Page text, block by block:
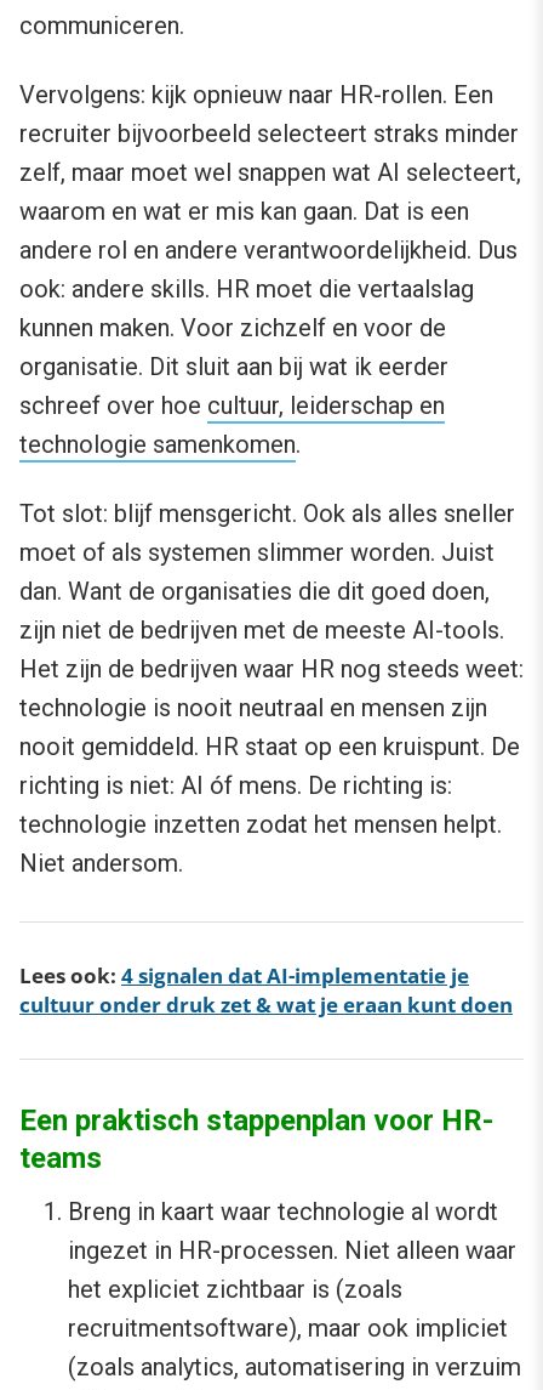
communiceren.
Vervolgens: kijk opnieuw naar HR-rollen. Een
recruiter bijvoorbeeld selecteert straks minder
zelf, maar moet wel snappen wat AI selecteert,
waarom en wat er mis kan gaan. Dat is een
andere rol en andere verantwoordelijkheid. Dus
ook: andere skills. HR moet die vertaalslag
kunnen maken. Voor zichzelf en voor de
organisatie. Dit sluit aan bij wat ik eerder
schreef over hoe cultuur, leiderschap en
technologie samenkomen.
Tot slot: blijf mensgericht. Ook als alles sneller
moet of als systemen slimmer worden. Juist
dan. Want de organisaties die dit goed doen,
zijn niet de bedrijven met de meeste AI-tools.
Het zijn de bedrijven waar HR nog steeds weet:
technologie is nooit neutraal en mensen zijn
nooit gemiddeld. HR staat op een kruispunt. De
richting is niet: AI óf mens. De richting is:
technologie inzetten zodat het mensen helpt.
Niet andersom.
Lees ook: 4 signalen dat AI-implementatie je
cultuur onder druk zet & wat je eraan kunt doen
Een praktisch stappenplan voor HR-
teams
Breng in kaart waar technologie al wordt
ingezet in HR-processen. Niet alleen waar
het expliciet zichtbaar is (zoals
recruitmentsoftware), maar ook impliciet
(zoals analytics, automatisering in verzuim